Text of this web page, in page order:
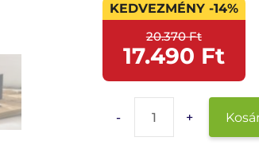
KEDVEZMÉNY -14%
20.370Ft
17.490 Ft